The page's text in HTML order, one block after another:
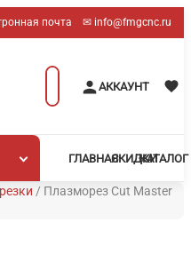
почта ✉︎ info@fmgcnc.ru
Поиск
товаров
АККАУНТ
ГЛАВНАЯ КАТАЛОГ
СКИДКИ
/ Плазморез Cut Master